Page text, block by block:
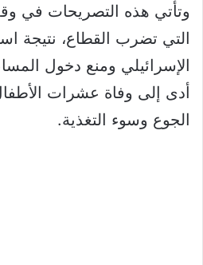
وتأتي هذه التصريحات في
التي تضرب القطاع، نتيجة
الإسرائيلي ومنع دخول
أدى إلى وفاة عشرات
الجوع وسوء التغذية.